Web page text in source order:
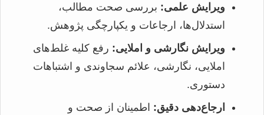
ویرایش علمی: بررسی صحت مطالب،
استدلال‌ها، ارجاعات و یکپارچگی پژوهش.
ویرایش نگارشی و املایی: رفع کلیه غلط‌های
املایی، نگارشی، علائم سجاوندی و اشتباهات
دستوری.
ارجاع‌دهی دقیق: اطمینان از صحت و